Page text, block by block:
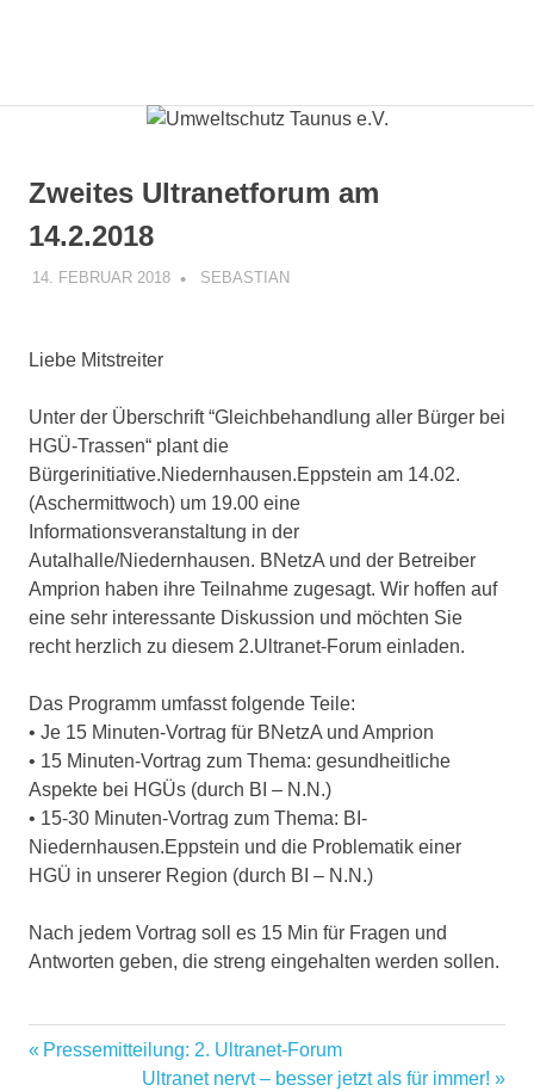
Taunus
e.V.
den
Energiewende
Zweites Ultranetforum am
14.2.2018
14. FEBRUAR 2018 SEBASTIANVERANSTALTUNG
Liebe Mitstreiter
Unter der Überschrift “Gleichbehandlung aller Bürger bei
HGÜ-Trassen“ plant die
Bürgerinitiative.Niedernhausen.Eppstein am 14.02.
(Aschermittwoch) um 19.00 eine
Informationsveranstaltung in der
Autalhalle/Niedernhausen. BNetzA und der Betreiber
Amprion haben ihre Teilnahme zugesagt. Wir hoffen auf
eine sehr interessante Diskussion und möchten Sie
recht herzlich zu diesem 2.Ultranet-Forum einladen.
Das Programm umfasst folgende Teile:
• Je 15 Minuten-Vortrag für BNetzA und Amprion
• 15 Minuten-Vortrag zum Thema: gesundheitliche
Aspekte bei HGÜs (durch BI – N.N.)
• 15-30 Minuten-Vortrag zum Thema: BI-
Niedernhausen.Eppstein und die Problematik einer
HGÜ in unserer Region (durch BI – N.N.)
Nach jedem Vortrag soll es 15 Min für Fragen und
Antworten geben, die streng eingehalten werden sollen.
amprion
Beitragsnavigation
Vorheriger
Pressemitteilung: 2. Ultranet-Forum
Nächster
Ultranet nervt – besser jetzt als für immer!